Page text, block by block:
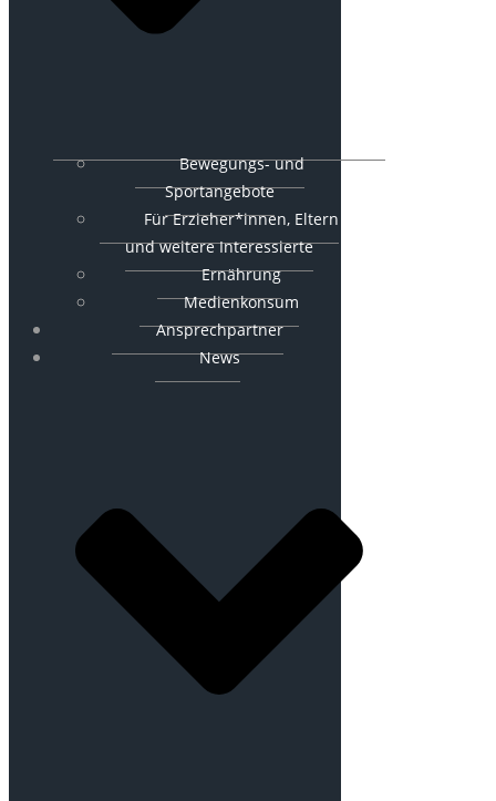
Bewegungs- und
Sportangebote
Für Erzieher*innen, Eltern
und weitere Interessierte
Ernährung
Medienkonsum
Ansprechpartner
News